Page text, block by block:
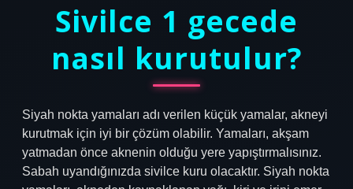
Sivilce 1 gecede
nasıl kurutulur?
Siyah nokta yamaları adı verilen küçük yamalar, akneyi
kurutmak için iyi bir çözüm olabilir. Yamaları, akşam
yatmadan önce aknenin olduğu yere yapıştırmalısınız.
Sabah uyandığınızda sivilce kuru olacaktır. Siyah nokta